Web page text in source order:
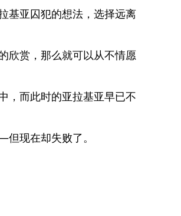
基亚囚犯的想法，选择远离
欣赏，那么就可以从不情愿
，而此时的亚拉基亚早已不
现在却失败了。